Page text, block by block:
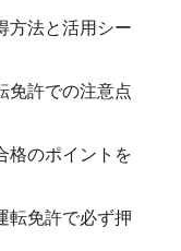
方法と活用シー
免許での注意点
格のポイントを
転免許で必ず押